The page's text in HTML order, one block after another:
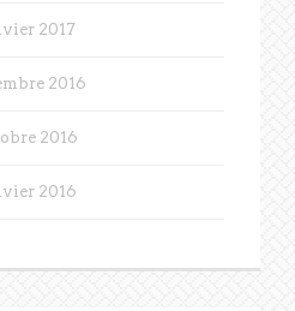
2017
2016
2016
2016